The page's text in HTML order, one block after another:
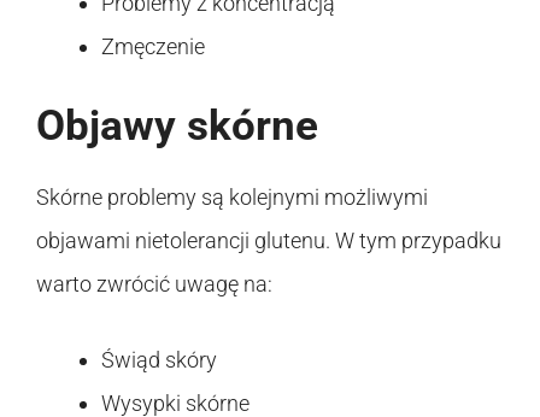
Zmęczenie
Objawy skórne
Skórne problemy są kolejnymi możliwymi
objawami nietolerancji glutenu. W tym przypadku
warto zwrócić uwagę na:
Świąd skóry
Wysypki skórne